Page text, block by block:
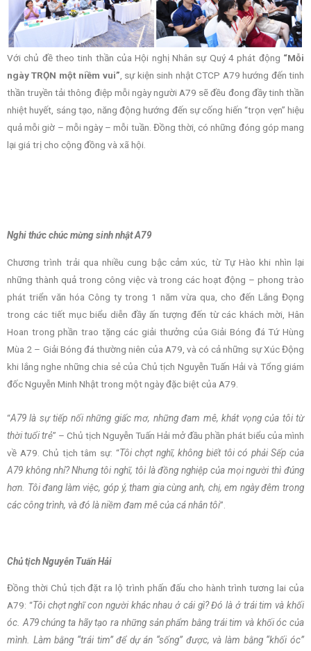
Với chủ đề theo tinh thần của Hội nghị Nhân sự Quý 4 phát động “Mỗi
ngày TRỌN một niềm vui”, sự kiện sinh nhật CTCP A79 hướng đến tinh
thần truyền tải thông điệp mỗi ngày người A79 sẽ đều đong đầy tinh thần
nhiệt huyết, sáng tạo, năng động hướng đến sự cống hiến “trọn vẹn” hiệu
quả mỗi giờ – mỗi ngày – mỗi tuần. Đồng thời, có những đóng góp mang
lại giá trị cho cộng đồng và xã hội.
Nghi thức chúc mừng sinh nhật A79
Chương trình trải qua nhiều cung bậc cảm xúc, từ Tự Hào khi nhìn lại
những thành quả trong công việc và trong các hoạt động – phong trào
phát triển văn hóa Công ty trong 1 năm vừa qua, cho đến Lắng Đọng
trong các tiết mục biểu diễn đầy ấn tượng đến từ các khách mời, Hân
Hoan trong phần trao tặng các giải thưởng của Giải Bóng đá Tứ Hùng
Mùa 2 – Giải Bóng đá thường niên của A79, và có cả những sự Xúc Động
khi lắng nghe những chia sẻ của Chủ tịch Nguyễn Tuấn Hải và Tổng giám
đốc Nguyễn Minh Nhật trong một ngày đặc biệt của A79.
“A79 là sự tiếp nối những giấc mơ, những đam mê, khát vọng của tôi từ
thời tuổi trẻ” – Chủ tịch Nguyễn Tuấn Hải mở đầu phần phát biểu của mình
về A79. Chủ tịch tâm sự: “Tôi chợt nghĩ, không biết tôi có phải Sếp của
A79 không nhỉ? Nhưng tôi nghĩ, tôi là đồng nghiệp của mọi người thì đúng
hơn. Tôi đang làm việc, góp ý, tham gia cùng anh, chị, em ngày đêm trong
các công trình, và đó là niềm đam mê của cá nhân tôi”.
Chủ tịch Nguyễn Tuấn Hải
Đồng thời Chủ tịch đặt ra lộ trình phấn đấu cho hành trình tương lai của
A79: “Tôi chợt nghĩ con người khác nhau ở cái gì? Đó là ở trái tim và khối
óc. A79 chúng ta hãy tạo ra những sản phẩm bằng trái tim và khối óc của
mình. Làm bằng “trái tim” để dự án “sống” được, và làm bằng “khối óc”